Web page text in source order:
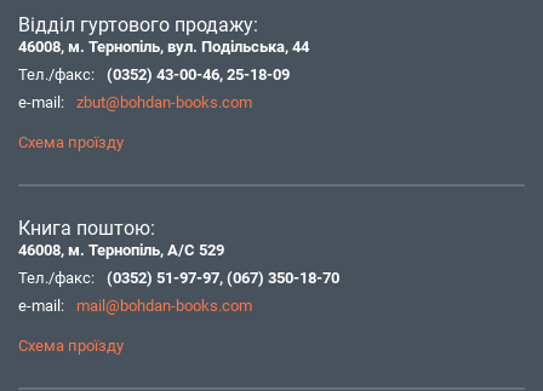
Відділ гуртового продажу:
46008, м. Тернопіль, вул. Подільська, 44
Тел./факс:
(0352) 43-00-46, 25-18-09
e-mail:
zbut@bohdan-books.com
Схема проїзду
Книга поштою:
46008, м. Тернопіль, А/С 529
Тел./факс:
(0352) 51-97-97, (067) 350-18-70
e-mail:
mail@bohdan-books.com
Схема проїзду